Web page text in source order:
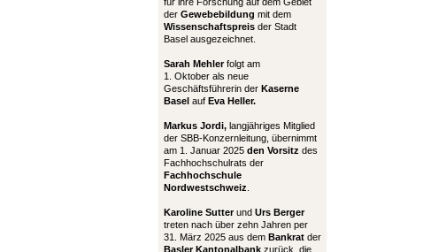
der Gewebebildung mit dem
Wissenschaftspreis der Stadt
Basel ausgezeichnet.
Sarah Mehlerfolgt am
1. Oktober als neue
Geschäftsführerin der Kaserne
Basel auf Eva Heller.
Markus Jordi, langjähriges Mitglied
der SBB-Konzernleitung, übernimmt
am 1. Januar 2025 den Vorsitz des
Fachhochschulrats der
Fachhochschule
Nordwestschweiz
Karoline Sutterund Urs Berger
treten nach über zehn Jahren per
31. März 2025 aus dem Bankrat der
Basler Kantonalbank zurück, die